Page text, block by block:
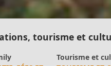
tourisme et
Tourisme et